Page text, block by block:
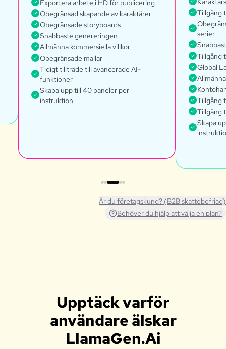
Exportera arbete i HD för publicering
Obegränsad skapande av karaktärer
Obegränsade storyboards
Snabbaste genereringen
Allmänna kommersiella villkor
Obegränsade mallar
Tidigt tillträde till avancerade AI-
funktioner
Skapa upp till 40 paneler per
instruktion
Tillgång
serier
Tillgång
Global
Tillgång
Tillgång
Skapa
Är du företagskund? (B2B skattebefriad)
Behöver du hjälp att välja en plan?
Upptäck varför
användare älskar
LlamaGen.Ai